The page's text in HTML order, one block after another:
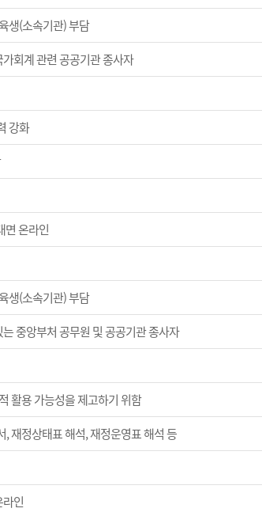
생(소속기관) 부담
회계 관련 공공기관 종사자
강화
면 온라인
생(소속기관) 부담
중앙부처 공무원 및 공공기관 종사자
활용 가능성을 제고하기 위함
재정상태표 해석, 재정운영표 해석 등
인